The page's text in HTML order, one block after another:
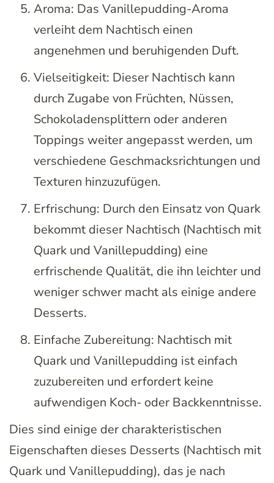
Aroma: Das Vanillepudding-Aroma
verleiht dem Nachtisch einen
angenehmen und beruhigenden Duft.
Vielseitigkeit: Dieser Nachtisch kann
durch Zugabe von Früchten, Nüssen,
Schokoladensplittern oder anderen
Toppings weiter angepasst werden, um
verschiedene Geschmacksrichtungen und
Texturen hinzuzufügen.
Erfrischung: Durch den Einsatz von Quark
bekommt dieser Nachtisch (Nachtisch mit
Quark und Vanillepudding) eine
erfrischende Qualität, die ihn leichter und
weniger schwer macht als einige andere
Desserts.
Einfache Zubereitung: Nachtisch mit
Quark und Vanillepudding ist einfach
zuzubereiten und erfordert keine
aufwendigen Koch- oder Backkenntnisse.
Dies sind einige der charakteristischen
Eigenschaften dieses Desserts (Nachtisch mit
Quark und Vanillepudding), das je nach